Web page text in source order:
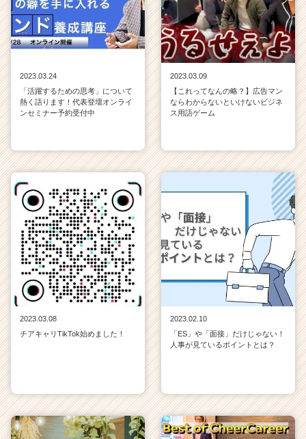
2023.03.24
「活躍するための思考」について
熱く語ります！代表登壇オンライ
ンセミナー予約受付中
2023.03.09
【これってなんの略？】広告マン
ならわからないといけないビジネ
ス用語ゲーム
2023.03.08
チアキャリTikTok始めました！
2023.02.10
「ES」や「面接」だけじゃない！
人事が見ているポイントとは？